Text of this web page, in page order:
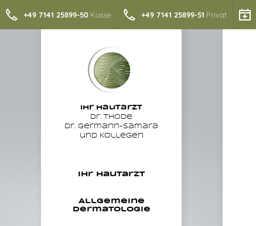
+49 7141 25899-50 Kasse +49 7141 25899-51 Privat
Ihr
Hautarzt
Dr. Thode
Dr. Germann-Samara
und Kollegen
Ihr Hautarzt
Allgemeine
Dermatologie